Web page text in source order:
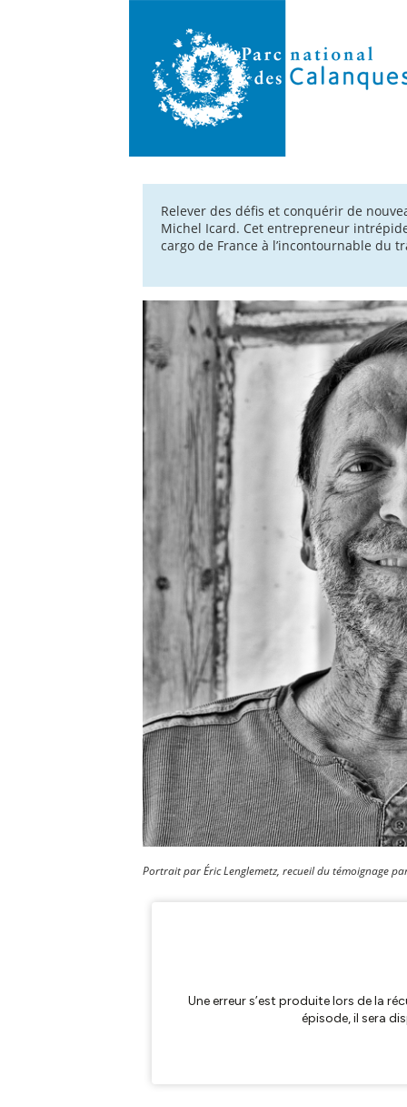
Relever des défis et conquérir de
Michel Icard. Cet entrepreneur
cargo de France à l’incontournable du
Portrait par Éric Lenglemetz, recueil du témoignage